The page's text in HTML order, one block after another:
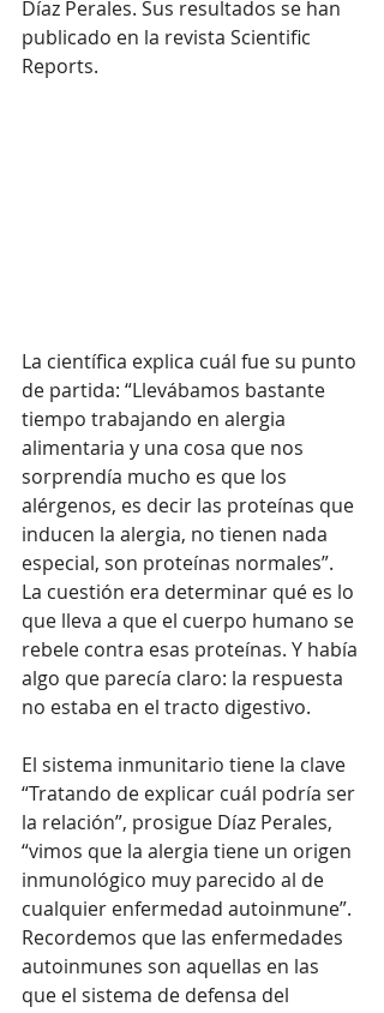
Díaz Perales. Sus resultados se han
publicado en la revista Scientific
Reports.
La científica explica cuál fue su punto
de partida: “Llevábamos bastante
tiempo trabajando en alergia
alimentaria y una cosa que nos
sorprendía mucho es que los
alérgenos, es decir las proteínas que
inducen la alergia, no tienen nada
especial, son proteínas normales”.
La cuestión era determinar qué es lo
que lleva a que el cuerpo humano se
rebele contra esas proteínas. Y había
algo que parecía claro: la respuesta
no estaba en el tracto digestivo.
El sistema inmunitario tiene la clave
“Tratando de explicar cuál podría ser
la relación”, prosigue Díaz Perales,
“vimos que la alergia tiene un origen
inmunológico muy parecido al de
cualquier enfermedad autoinmune”.
Recordemos que las enfermedades
autoinmunes son aquellas en las
que el sistema de defensa del